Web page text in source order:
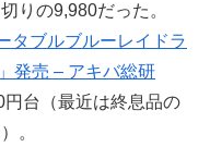
りの9,980だった。
タブルブルーレイドラ
発売 – アキバ総研
台（最近は終息品の
。